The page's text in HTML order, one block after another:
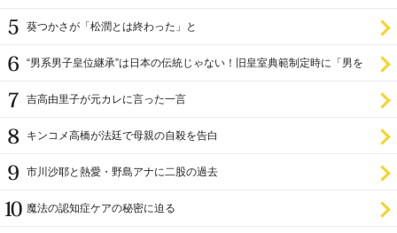
葵つかさが「松潤とは終わった」と
“男系男子皇位継承”は日本の伝統じゃない！旧皇室典範制定時に「男を
吉高由里子が元カレに言った一言
キンコメ高橋が法廷で母親の自殺を告白
市川沙耶と熱愛・野島アナに二股の過去
魔法の認知症ケアの秘密に迫る